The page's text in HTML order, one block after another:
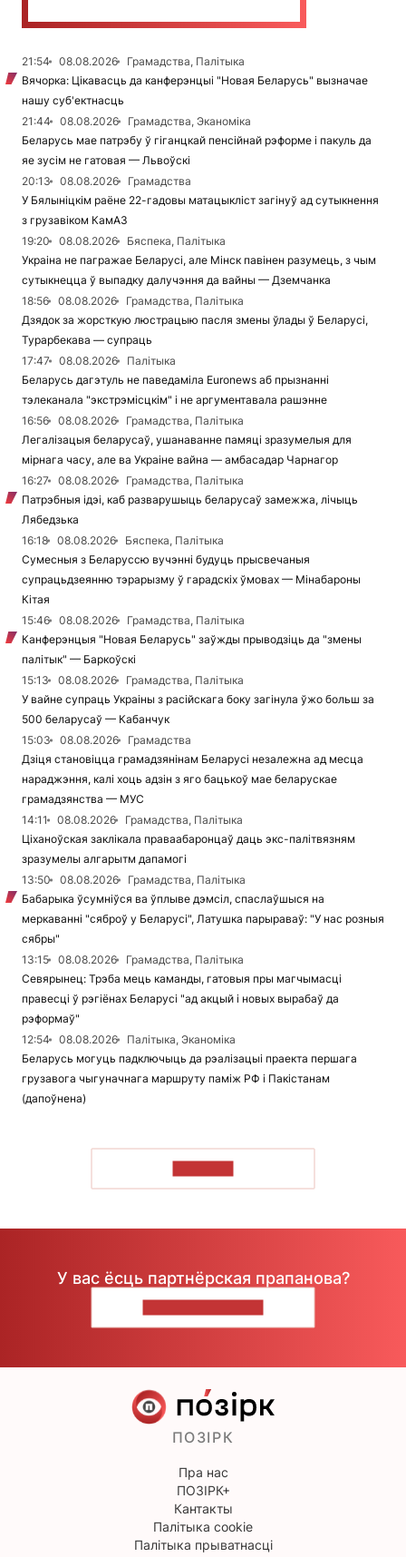
21:54 08.08.2026
Грамадства, Палітыка
Вячорка: Цікавасць да канферэнцыі "Новая Беларусь" вызначае
нашу суб'ектнасць
21:44
08.08.2026
Грамадства, Эканоміка
Беларусь мае патрэбу ў гіганцкай пенсійнай рэформе і пакуль да
яе зусім не гатовая — Львоўскі
20:13
08.08.2026
Грамадства
У Бялыніцкім раёне 22-гадовы матацыкліст загінуў ад сутыкнення
з грузавіком КамАЗ
19:20
08.08.2026
Бяспека, Палітыка
Украіна не пагражае Беларусі, але Мінск павінен разумець, з чым
сутыкнецца ў выпадку далучэння да вайны — Дземчанка
18:56
08.08.2026
Грамадства, Палітыка
Дзядок за жорсткую люстрацыю пасля змены ўлады ў Беларусі,
Турарбекава — супраць
17:47
08.08.2026
Палітыка
Беларусь дагэтуль не паведаміла Euronews аб прызнанні
тэлеканала "экстрэмісцкім" і не аргументавала рашэнне
16:56
08.08.2026
Грамадства, Палітыка
Легалізацыя беларусаў, ушанаванне памяці зразумелыя для
мірнага часу, але ва Украіне вайна — амбасадар Чарнагор
16:27
08.08.2026
Грамадства, Палітыка
Патрэбныя ідэі, каб разварушыць беларусаў замежжа, лічыць
Лябедзька
16:18
08.08.2026
Бяспека, Палітыка
Сумесныя з Беларуссю вучэнні будуць прысвечаныя
супрацьдзеянню тэрарызму ў гарадскіх ўмовах — Мінабароны
Кітая
15:46
08.08.2026
Грамадства, Палітыка
Канферэнцыя "Новая Беларусь" заўжды прыводзіць да "змены
палітык" — Баркоўскі
15:13
08.08.2026
Грамадства, Палітыка
У вайне супраць Украіны з расійскага боку загінула ўжо больш за
500 беларусаў — Кабанчук
15:03
08.08.2026
Грамадства
Дзіця становіцца грамадзянінам Беларусі незалежна ад месца
нараджэння, калі хоць адзін з яго бацькоў мае беларускае
грамадзянства — МУС
14:11
08.08.2026
Грамадства, Палітыка
Ціханоўская заклікала праваабаронцаў даць экс-палітвязням
зразумелы алгарытм дапамогі
13:50
08.08.2026
Грамадства, Палітыка
Бабарыка ўсумніўся ва ўплыве дэмсіл, спаслаўшыся на
меркаванні "сяброў у Беларусі", Латушка парыраваў: "У нас розныя
сябры"
13:15
08.08.2026
Грамадства, Палітыка
Севярынец: Трэба мець каманды, гатовыя пры магчымасці
правесці ў рэгіёнах Беларусі "ад акцый і новых вырабаў да
рэформаў"
12:54
08.08.2026
Палітыка, Эканоміка
Беларусь могуць падключыць да рэалізацыі праекта першага
грузавога чыгуначнага маршруту паміж РФ і Пакістанам
(дапоўнена)
У вас ёсць партнёрская прапанова?
ПОЗІРК
Пра нас
ПОЗІРК+
Кантакты
Палітыка cookie
Палітыка прыватнасці